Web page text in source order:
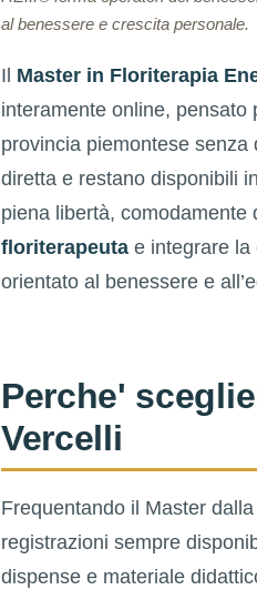
al benessere e crescita personale.
Il Master in Floriterapia
interamente online, pensato
provincia piemontese
diretta e restano disponibili
piena libertà, comodamente
floriterapeuta e integrare la
orientato al benessere e
Perche'
Vercelli
Frequentando il Master
registrazioni sempre
dispense e materiale